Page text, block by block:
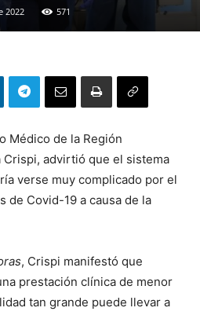
2022 571
Médico de la Región
Crispi, advirtió que el sistema
verse muy complicado por el
de Covid-19 a causa de la
, Crispi manifestó que
prestación clínica de menor
tan grande puede llevar a